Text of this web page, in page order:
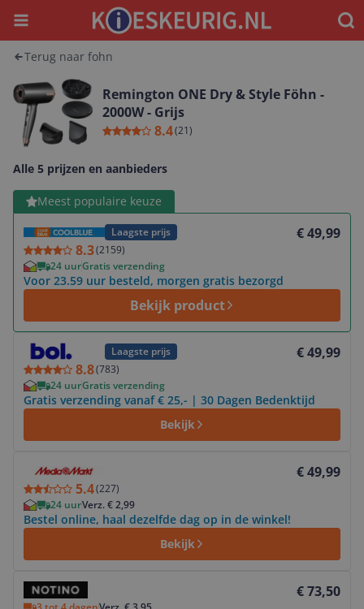
Menu
Terug naar fohn
Remington ONE Dry & Style Föhn -
2000W - Grijs
8.4(21)
Alle 5 prijzen en aanbieders
Meest populaire keuze
Laagste prijs
8.3(2159)
€ 49,99
24 uurGratis verzending
Voor 23.59 uur besteld, morgen gratis bezorgd
Bekijk product
Bekijk product
Laagste prijs
8.8(783)
€ 49,99
24 uurGratis verzending
Gratis verzending vanaf € 25,- | 30 Dagen Bedenktijd
Bekijk
Bekijk product
5.4(227)
€ 49,99
24 uurVerz. € 2,99
Bestel online, haal dezelfde dag op in de winkel!
Bekijk
€ 73,50
Bekijk product